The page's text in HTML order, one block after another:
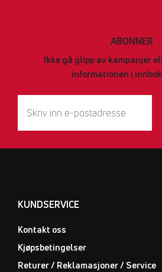
ABONNER
Ikke gå glipp av kampanjer
informationen i
KUNDSERVICE
Kontakt oss
Kjøpsbetingelser
Returer / Reklamasjoner / Service